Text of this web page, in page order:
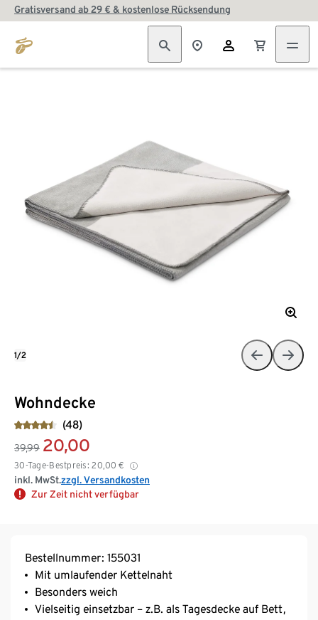
Gratisversand ab 29 € & kostenlose Rücksendung
Wohndecke
(48)
39,99 20,00
30-Tage-Bestpreis: 20,00 €
inkl. MwSt.zzgl. Versandkosten
Zur Zeit nicht verfügbar
1/2
Bestellnummer: 155031
Mit umlaufender Kettelnaht
Besonders weich
Vielseitig einsetzbar – z.B. als Tagesdecke auf Bett,